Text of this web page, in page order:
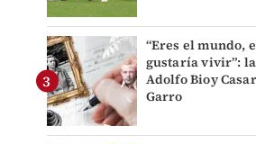
“Eres el mundo,
gustaría vivir”:
Adolfo Bioy
Garro